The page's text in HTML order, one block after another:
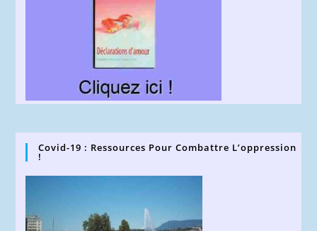
Covid-19 : Ressources Pour Combattre L’oppression
!